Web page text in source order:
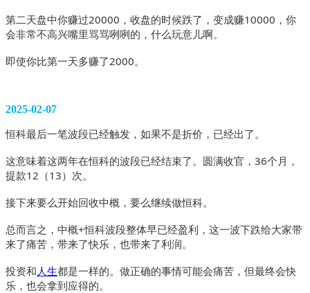
第二天盘中你赚过20000，收盘的时候跌了，变成赚10000，你
会非常不高兴嘴里骂骂咧咧的，什么玩意儿啊。
即使你比第一天多赚了2000。
2025-02-07
恒科最后一笔波段已经触发，如果不是折价，已经出了。
这意味着这两年在恒科的波段已经结束了。圆满收官，36个月，
提款12（13）次。
接下来要么开始回收中概，要么继续做恒科。
总而言之，中概+恒科波段整体早已经盈利，这一波下跌给大家带
来了痛苦，带来了快乐，也带来了利润。
投资和 人生都是一样的。做正确的事情可能会痛苦，但最终会快
乐，也会拿到应得的。